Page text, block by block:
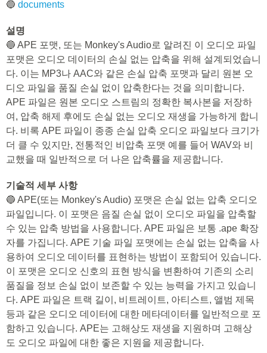
🔵 documents
설명
🔵 APE 포맷, 또는 Monkey's Audio로 알려진 이 오디오 파일
포맷은 오디오 데이터의 손실 없는 압축을 위해 설계되었습니
다. 이는 MP3나 AAC와 같은 손실 압축 포맷과 달리 원본 오
디오 파일을 품질 손실 없이 압축한다는 것을 의미합니다.
APE 파일은 원본 오디오 스트림의 정확한 복사본을 저장하
여, 압축 해제 후에도 손실 없는 오디오 재생을 가능하게 합니
다. 비록 APE 파일이 종종 손실 압축 오디오 파일보다 크기가
더 클 수 있지만, 전통적인 비압축 포맷 예를 들어 WAV와 비
교했을 때 일반적으로 더 나은 압축률을 제공합니다.
기술적 세부 사항
🔵 APE(또는 Monkey's Audio) 포맷은 손실 없는 압축 오디오
파일입니다. 이 포맷은 음질 손실 없이 오디오 파일을 압축할
수 있는 압축 방법을 사용합니다. APE 파일은 보통 .ape 확장
자를 가집니다. APE 기술 파일 포맷에는 손실 없는 압축을 사
용하여 오디오 데이터를 표현하는 방법이 포함되어 있습니다.
이 포맷은 오디오 신호의 표현 방식을 변환하여 기존의 소리
품질을 정보 손실 없이 보존할 수 있는 능력을 가지고 있습니
다. APE 파일은 트랙 길이, 비트레이트, 아티스트, 앨범 제목
등과 같은 오디오 데이터에 대한 메타데이터를 일반적으로 포
함하고 있습니다. APE는 고해상도 재생을 지원하며 고해상
도 오디오 파일에 대한 좋은 지원을 제공합니다.